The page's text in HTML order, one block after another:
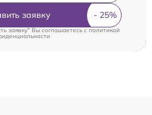
заявку
заявку" Вы соглашаетесь cполитикой